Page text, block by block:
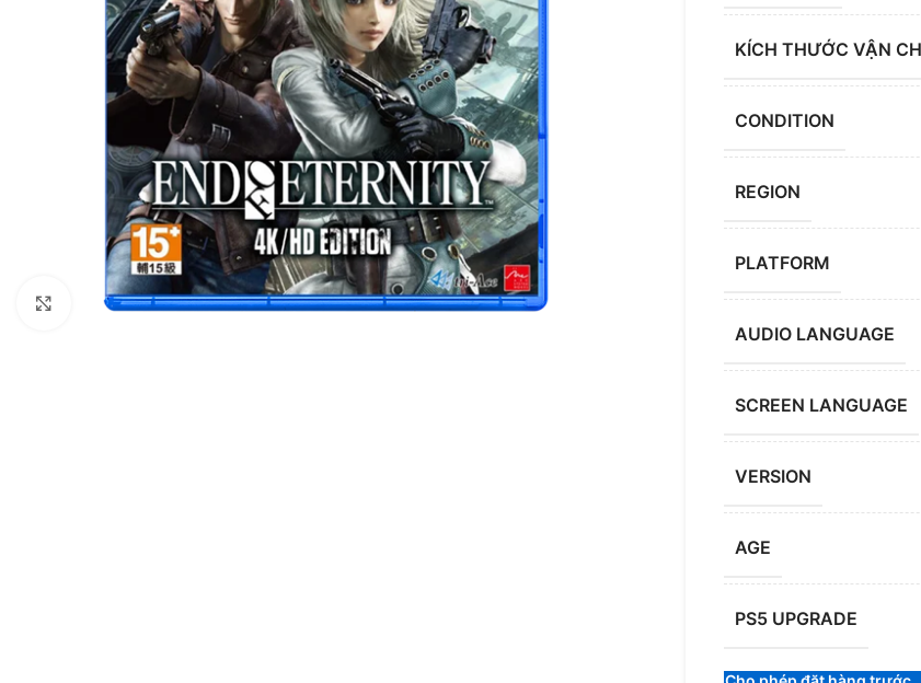
Nhấp để phóng to
KÍCH THƯỚC VẬN
CONDITION
REGION
PLATFORM
AUDIO LANGUAGE
SCREEN LANGUAGE
VERSION
AGE
PS5 UPGRADE